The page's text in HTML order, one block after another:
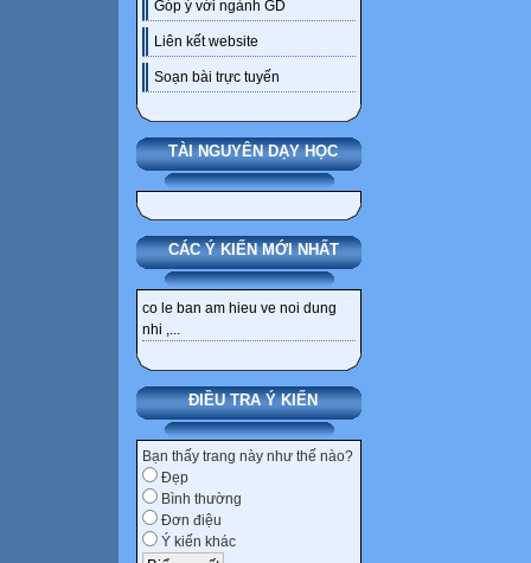
Góp ý với ngành GD
Liên kết website
Soạn bài trực tuyến
TÀI NGUYÊN DẠY HỌC
CÁC Ý KIẾN MỚI NHẤT
co le ban am hieu ve noi dung
nhi ,...
ĐIỀU TRA Ý KIẾN
Bạn thấy trang này như thế nào?
Đẹp
Bình thường
Đơn điệu
Ý kiến khác